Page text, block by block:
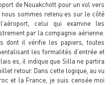
de Nouakchott pour un vol vers
sommes retenu·es sur le côté
celui qui examine les
par la compagnie aérienne.
dont il vérifie les papiers, toutes
les formalités d’entrée et
il indique que Silla ne partira
retour. Dans cette logique, au vu
et la France, je suis censée moi